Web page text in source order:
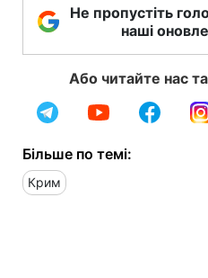
Не пропустіть
наші
Або читайте нас
Більше по темі:
Крим